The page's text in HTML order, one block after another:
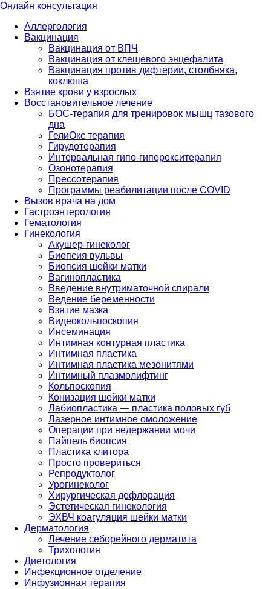
Онлайн консультация
Аллергология
Вакцинация
Вакцинация от ВПЧ
Вакцинация от клещевого энцефалита
Вакцинация против дифтерии, столбняка,
коклюша
Взятие крови у взрослых
Восстановительное лечение
БОС-терапия для тренировок мышц тазового
дна
ГелиОкс терапия
Гирудотерапия
Интервальная гипо-гиперокситерапия
Озонотерапия
Прессотерапия
Программы реабилитации после СOVID
Вызов врача на дом
Гастроэнтерология
Гематология
Гинекология
Акушер-гинеколог
Биопсия вульвы
Биопсия шейки матки
Вагинопластика
Введение внутриматочной спирали
Ведение беременности
Взятие мазка
Видеокольпоскопия
Инсеминация
Интимная контурная пластика
Интимная пластика
Интимная пластика мезонитями
Интимный плазмолифтинг
Кольпоскопия
Конизация шейки матки
Лабиопластика — пластика половых губ
Лазерное интимное омоложение
Операции при недержании мочи
Пайпель биопсия
Пластика клитора
Просто провериться
Репродуктолог
Урогинеколог
Хирургическая дефлорация
Эстетическая гинекология
ЭХВЧ коагуляция шейки матки
Дерматология
Лечение себорейного дерматита
Трихология
Диетология
Инфекционное отделение
Инфузионная терапия